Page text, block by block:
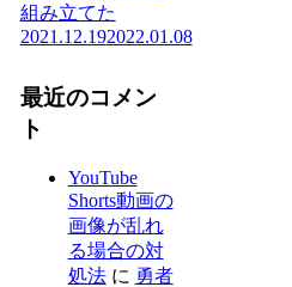
組み立てた
2021.12.192022.01.08
最近のコメン
ト
YouTube
Shorts動画の
画像が乱れ
る場合の対
処法に 勇者